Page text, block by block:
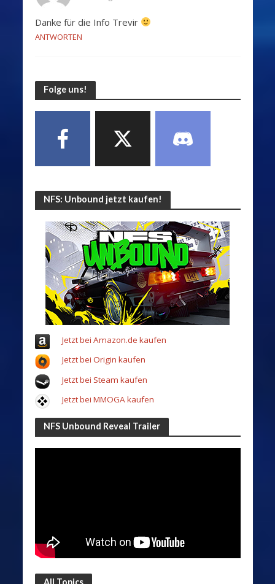
Danke für die Info Trevir
ANTWORTEN
Folge uns!
NFS: Unbound jetzt kaufen!
Jetzt bei Amazon.de kaufen
Jetzt bei Origin kaufen
Jetzt bei Steam kaufen
Jetzt bei MMOGA kaufen
NFS Unbound Reveal Trailer
All Topics